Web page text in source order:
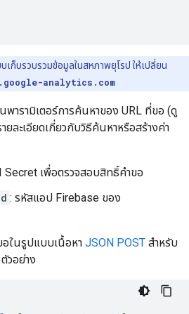
เก็บรวบรวมข้อมูลในสหภาพยุโรป ให้เปลี่ยน
analytics.com
ารามิเตอร์การค้นหาของ URL ที่ขอ (ดู
ยละเอียดเกี่ยวกับวิธีค้นหาหรือสร้างค่า
Secret เพื่อตรวจสอบสิทธิ์คําขอ
: รหัสแอป Firebase ของ
ในรูปแบบเนื้อหา JSON POST สําหรับ
วอย่าง